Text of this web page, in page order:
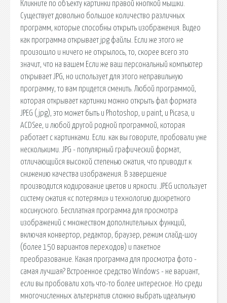
Кликните по объекту картинки правой кнопкой мышки.
Существует довольно большое количество различных
программ, которые способны открыть изображения. Видео
как программа открывает jpg файлы. Если же этого не
произошло и ничего не открылось, то, скорее всего это
значит, что на вашем Если же ваш персональный компьютер
открывает JPG, но использует для этого неправильную
программу, то вам придется сменить. Любой программой,
которая открывает картинки можно открыть фал формата
JPEG (.jpg), это может быть и Photoshop, и paint, и Picasa, и
ACDSee, и любой другой родной программой, которая
работает с картинками. Если. как вы говорите, пробовали уже
несколькими. JPG - популярный графический формат,
отличающийся высокой степенью сжатия, что приводит к
снижению качества изображения. В завершение
производится кодирование цветов и яркости. JPEG использует
систему сжатия «с потерями» и технологию дискретного
косинусного. Бесплатная программа для просмотра
изображений с множеством дополнительных функций,
включая конвертор, редактор, браузер, режим слайд-шоу
(более 150 вариантов переходов) и пакетное
преобразование. Какая программа для просмотра фото -
самая лучшая? Встроенное средство Windows - не вариант,
если вы пробовали хоть что-то более интересное. Но среди
многочисленных альтернатив сложно выбрать идеальную